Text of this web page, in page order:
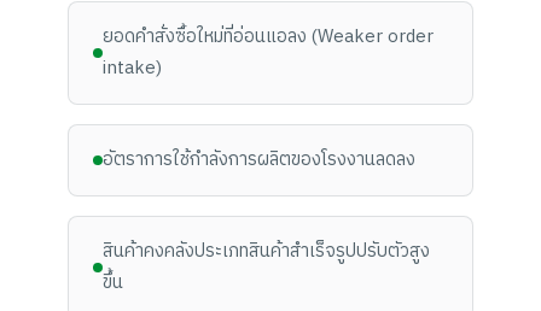
ยอดคำสั่งซื้อใหม่ที่อ่อนแอลง (Weaker order
intake)
อัตราการใช้กำลังการผลิตของโรงงานลดลง
สินค้าคงคลังประเภทสินค้าสำเร็จรูปปรับตัวสูง
ขึ้น